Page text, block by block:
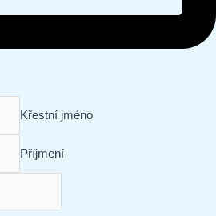
Křestní jméno
Příjmení